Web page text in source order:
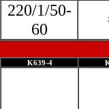
220/1/50-
60
K639-4